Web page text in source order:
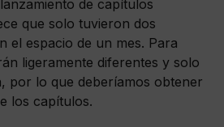
de capítulos
que solo tuvieron dos
el espacio de un mes. Para
ligeramente diferentes y solo
por lo que deberíamos obtener
los capítulos.